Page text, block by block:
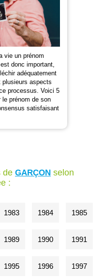
vie un prénom
donc important,
adéquatement
plusieurs aspects
processus. Voici 5
prénom de son
satisfaisant
de GARÇONselon
:
1983 1984 1985
1989 1990 1991
1995 1996 1997